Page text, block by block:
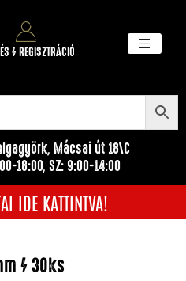
/ REGISZTRÁCIÓ
Mácsai út 18\C
18:00, SZ: 9:00-14:00
IDE KATTINTVA!
/ 30ks